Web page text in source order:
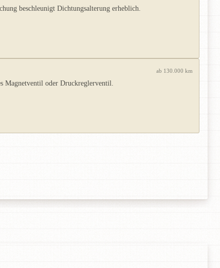
beschleunigt Dichtungsalterung erheblich.
ab 130.000 km
Magnetventil oder Druckreglerventil.